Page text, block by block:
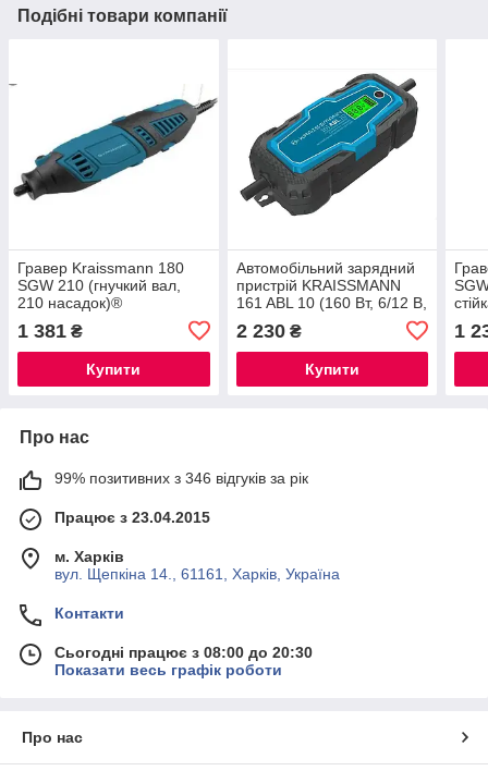
Подібні товари компанії
Гравер Kraissmann 180
SGW 210 (гнучкий вал,
210 насадок)®
1 381 ₴
Купити
Автомобільний зарядний
пристрій KRAISSMANN
161 ABL 10 (160 Вт, 6/12 В,
відновлення акумуляторів)
2 230₴
Купити
1
Про нас
99% позитивних з 346 відгуків за рік
Працює з 23.04.2015
м. Харків
вул. Щепкіна 14., 61161, Харків, Україна
Контакти
Сьогодні працює з 08:00 до 20:30
Показати весь графік роботи
Про нас